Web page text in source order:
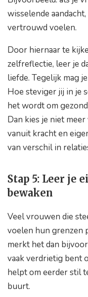
wisselende
vertrouwd voelen.
Door hiernaar te
zelfreflectie, leer je
liefde. Tegelijk mag
Hoe steviger jij in je
het wordt om
Dan kies je niet
vanuit kracht en
van verschil in
Stap 5: Leer je
bewaken
Veel vrouwen die
voelen hun grenzen
merkt het dan
vaak verdrietig bent
helpt om eerder stil
buurt.